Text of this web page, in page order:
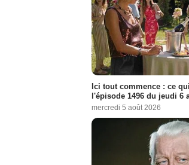
Ici tout commence : ce
l'épisode 1496 du jeudi 6
mercredi 5 août 2026